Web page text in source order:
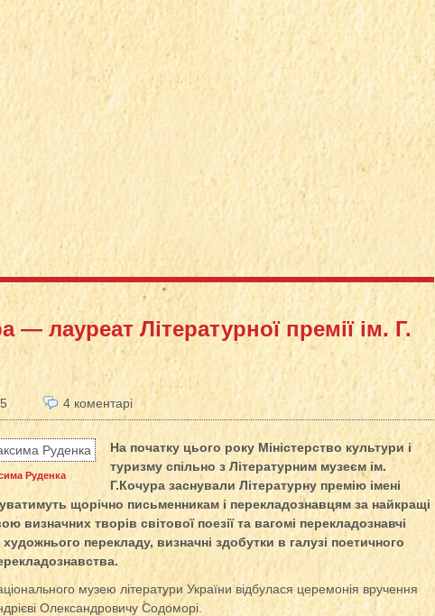
лауреат Літературної премії ім. Г.
4 коментарі
Руденка
На початку цього року Міністерство культури і
туризму спільно з Літературним музеєм ім.
Г.Кочура заснували Літературну премію імені
щорічно письменникам і перекладознавцям за найкращі
визначних творів світової поезії та вагомі перекладознавчі
художнього перекладу, визначні здобутки в галузі поетичного
музею літератури України відбулася церемонія вручення
Олександровичу Содоморі.